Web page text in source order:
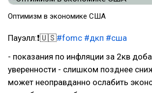
Оптимизм в экономике США
Пауэлл:❗🇺🇸#fomc #дкп #сша
- показания по инфляции за 2кв
уверенности - слишком позднее
может неоправданно ослабить